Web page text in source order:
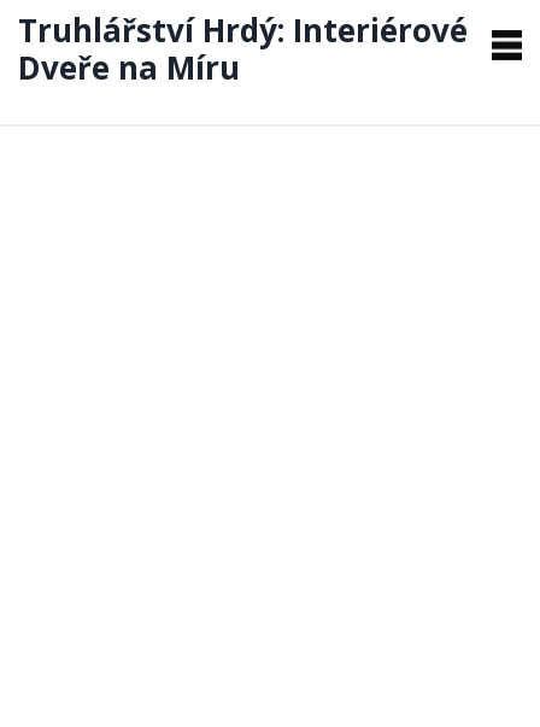
Truhlářství Hrdý: Interiérové
Dveře na Míru